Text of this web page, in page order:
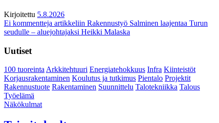
Kirjoitettu 5.8.2026
Ei kommentteja artikkeliin Rakennustyö Salminen laajentaa Turun
seudulle – aluejohtajaksi Heikki Malaska
Uutiset
100 tuoreintaArkkitehtuuri Energiatehokkuus Infra Kiinteistöt
Korjausrakentaminen Koulutus ja tutkimus Pientalo Projektit
Rakennustuote Rakentaminen Suunnittelu Talotekniikka Talous
Työelämä
Näkökulmat